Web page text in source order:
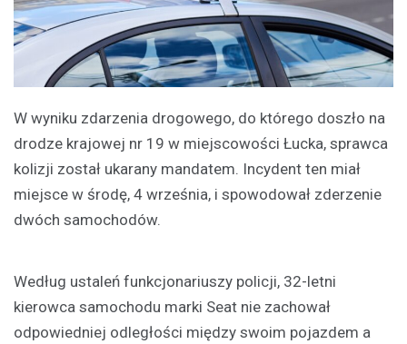
W wyniku zdarzenia drogowego, do którego doszło na
drodze krajowej nr 19 w miejscowości Łucka, sprawca
kolizji został ukarany mandatem. Incydent ten miał
miejsce w środę, 4 września, i spowodował zderzenie
dwóch samochodów.
Według ustaleń funkcjonariuszy policji, 32-letni
kierowca samochodu marki Seat nie zachował
odpowiedniej odległości między swoim pojazdem a